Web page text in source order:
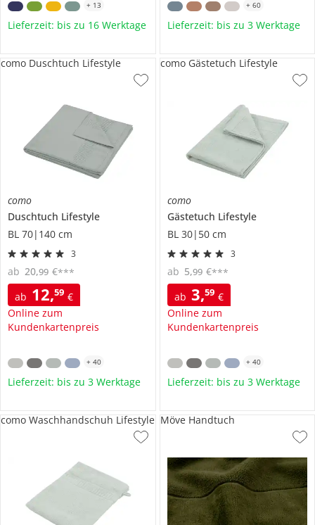
+ 13
Lieferzeit: bis zu 16 Werktage
+ 60
Lieferzeit: bis zu 3 Werktage
como
Duschtuch Lifestyle
BL 70|140 cm
3
ab 12,59 €
Online zum
Kundenkartenpreis
ab 20,99 €***
como Duschtuch Lifestyle
+ 40
Lieferzeit: bis zu 3 Werktage
como
Gästetuch Lifestyle
BL 30|50 cm
3
ab 3,59 €
Online zum
Kundenkartenpreis
ab 5,99 €***
como Gästetuch Lifestyle
+ 40
Lieferzeit: bis zu 3 Werktage
como Waschhandschuh Lifestyle Möve Handtuch